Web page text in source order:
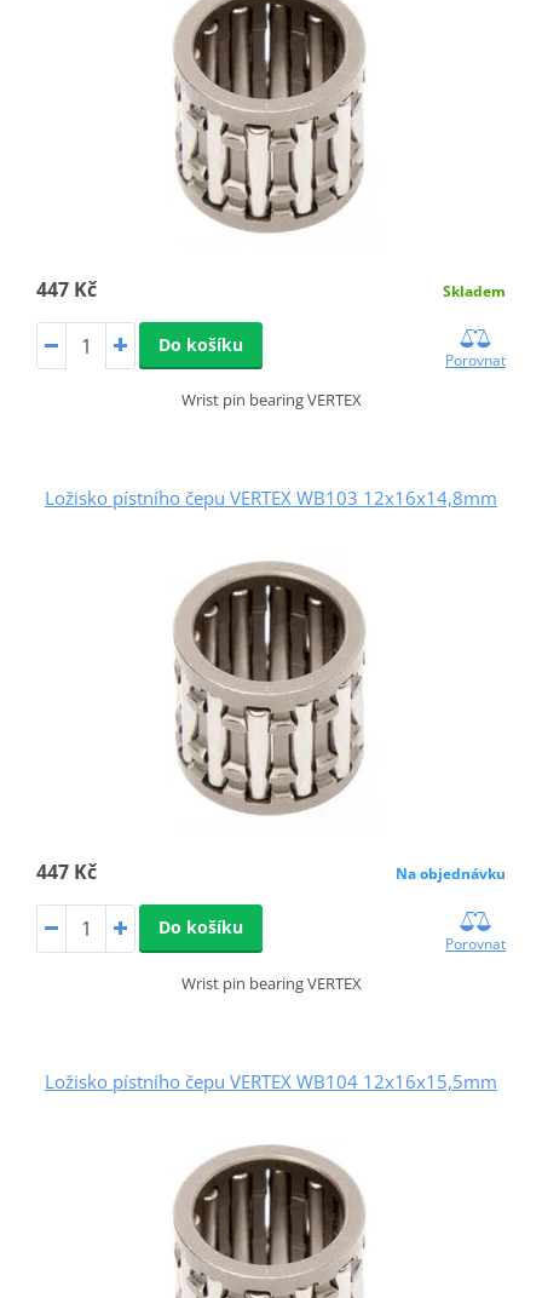
447 Kč Skladem
Do košíku
Porovnat
Wrist pin bearing VERTEX
Ložisko pístního čepu VERTEX WB103 12x16x14,8mm
447 Kč Na objednávku
Do košíku
Porovnat
Wrist pin bearing VERTEX
Ložisko pístního čepu VERTEX WB104 12x16x15,5mm